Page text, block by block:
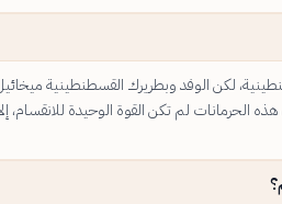
القسطنطينية، لكن الوفد وبطريرك القسطنطينية
الحرمانات لم تكن القوة الوحيدة للانقسام،